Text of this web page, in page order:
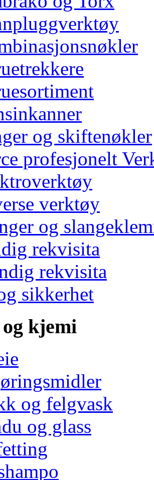
og skiftenøkler
profesjonelt
verktøy
og
rekvisita
rekvisita
sikkerhet
kjemi
og felgvask
og glass